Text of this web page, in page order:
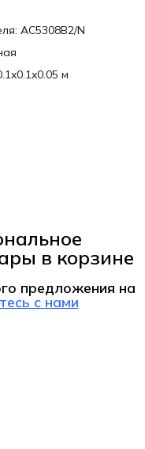
AC5308B2/N
м
в корзине
предложения на
с нами